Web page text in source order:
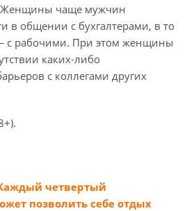
Женщины чаще мужчин
в общении с бухгалтерами, в то
с рабочими. При этом женщины
каких-либо
с коллегами других
четвертый
позволить себе отдых